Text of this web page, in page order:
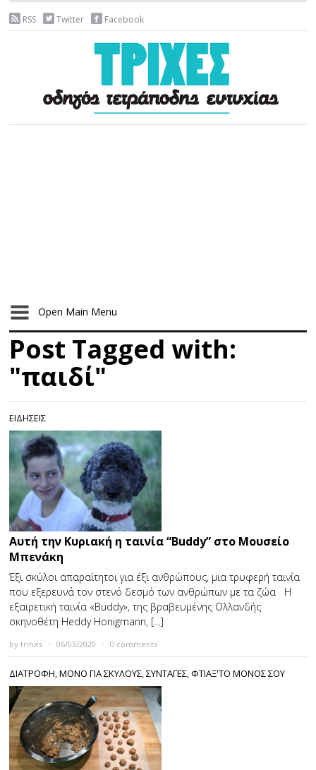
RSS Twitter Facebook
Open Main Menu
Post Tagged with:
"παιδί"
ΕΙΔΗΣΕΙΣ
Αυτή την Κυριακή η ταινία “Buddy” στο Μουσείο
Μπενάκη
Έξι σκύλοι απαραίτητοι για έξι ανθρώπους, μια τρυφερή ταινία
που εξερευνά τον στενό δεσμό των ανθρώπων με τα ζώα Η
εξαιρετική ταινία «Buddy», της βραβευμένης Ολλανδής
σκηνοθέτη Heddy Honigmann, […]
bytrihes 06/03/2020 0 comments
ΔΙΑΤΡΟΦΗ,ΜΟΝΟ ΓΙΑ ΣΚΥΛΟΥΣ,ΣΥΝΤΑΓΕΣ,ΦΤΙΑΞ'ΤΟ ΜΟΝΟΣ ΣΟΥ